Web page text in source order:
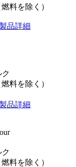
料を除く）
品詳細
料を除く）
品詳細
料を除く）